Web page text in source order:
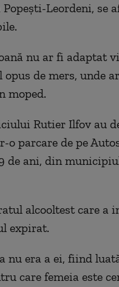
Leordeni, se
nu ar fi adaptat
de mers, unde
moped.
Rutier Ilfov au
parcare de pe
de ani, din
alcooltest care a
expirat.
nu era a ei, fiind
care femeia este